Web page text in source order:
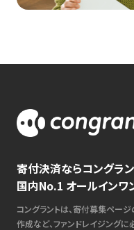
寄付決済ならコングラ
国内No.1 オールインワ
コングラントは、寄付募集ペー
作成など、ファンドレイジング